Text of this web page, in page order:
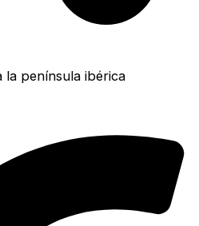
la península ibérica